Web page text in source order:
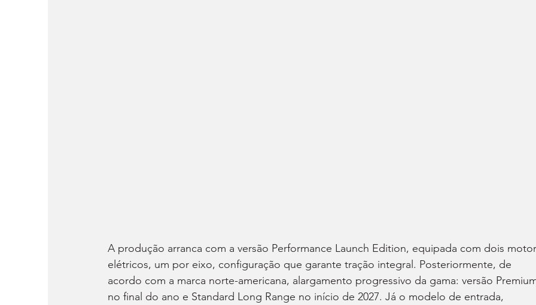
A produção arranca com a versão Performance Launch Edition, equipada com dois
elétricos, um por eixo, configuração que garante tração integral. Posteriormente, de
acordo com a marca norte-americana, alargamento progressivo da gama: versão
no final do ano e Standard Long Range no início de 2027. Já o modelo de entrada,